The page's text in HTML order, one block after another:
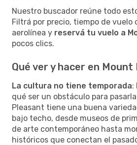
Nuestro buscador reúne todo
Filtrá por precio, tiempo de vuelo
aerolínea y reservá tu vuelo a
pocos clics.
Qué ver y hacer en
La cultura no tiene temporada:
qué ser un obstáculo para
Pleasant tiene una buena
bajo techo, desde museos de
de arte contemporáneo hasta
históricos que conectan el